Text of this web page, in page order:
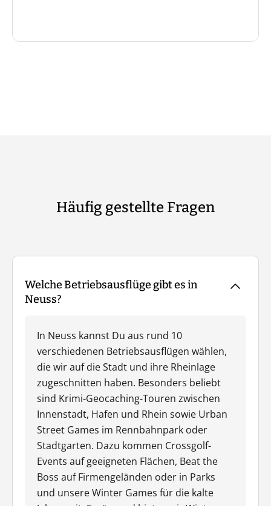
Häufig gestellte Fragen
Welche Betriebsausflüge gibt es in
Neuss?
In Neuss kannst Du aus rund 10
verschiedenen Betriebsausflügen wählen,
die wir auf die Stadt und ihre Rheinlage
zugeschnitten haben. Besonders beliebt
sind Krimi-Geocaching-Touren zwischen
Innenstadt, Hafen und Rhein sowie Urban
Street Games im Rennbahnpark oder
Stadtgarten. Dazu kommen Crossgolf-
Events auf geeigneten Flächen, Beat the
Boss auf Firmengeländen oder in Parks
und unsere Winter Games für die kalte